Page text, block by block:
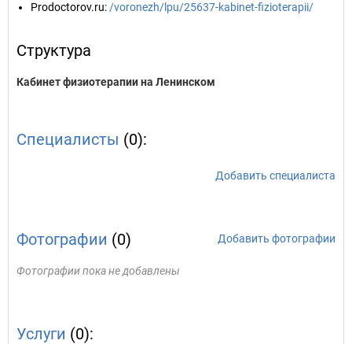
Prodoctorov.ru: /voronezh/lpu/25637-kabinet-fizioterapii/
Структура
Кабинет физиотерапии на Ленинском
Специалисты (0):
Добавить специалиста
Фотографии (0) Добавить фотографии
Фотографии пока не добавлены
Услуги (0):